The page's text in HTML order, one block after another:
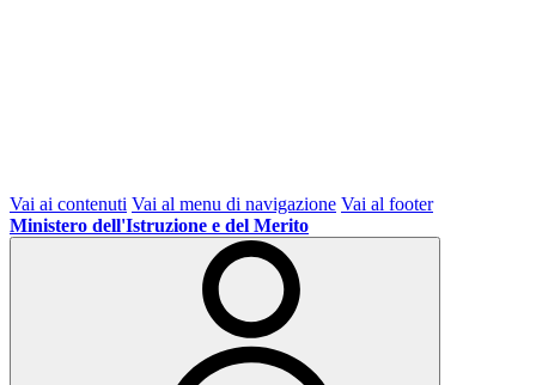
Vai ai contenuti Vai al menu di navigazione Vai al footer
Ministero dell'Istruzione e del Merito